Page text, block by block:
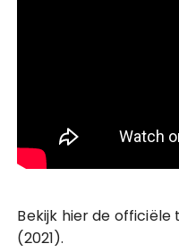
Bekijk hier de officiële
(2021).